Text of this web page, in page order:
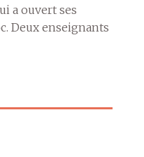
a ouvert ses
Deux enseignants